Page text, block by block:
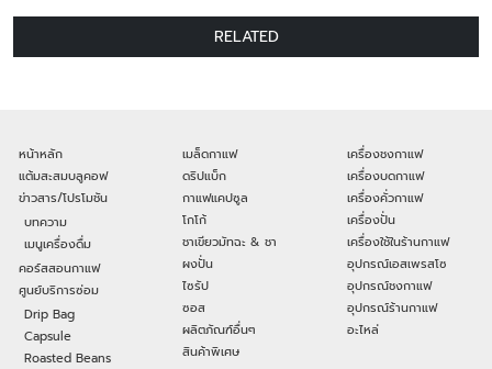
RELATED
หน้าหลัก
แต้มสะสมบลูคอฟ
ข่าวสาร/โปรโมชัน
บทความ
เมนูเครื่องดื่ม
คอร์สสอนกาแฟ
ศูนย์บริการซ่อม
Drip Bag
Capsule
Roasted Beans
เมล็ดกาแฟ
ดริปแบ็ก
กาแฟแคปซูล
โกโก้
ชาเขียวมัทฉะ & ชา
ผงปั่น
ไซรัป
ซอส
ผลิตภัณฑ์อื่นๆ
สินค้าพิเศษ
เครื่องชงกาแฟ
เครื่องบดกาแฟ
เครื่องคั่วกาแฟ
เครื่องปั่น
เครื่องใช้ในร้านกาแฟ
อุปกรณ์เอสเพรสโซ
อุปกรณ์ชงกาแฟ
อุปกรณ์ร้านกาแฟ
อะไหล่